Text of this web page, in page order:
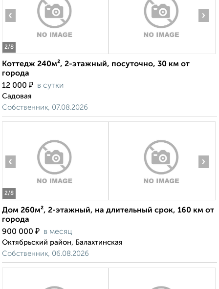
2/8
‹ ›
Коттедж 240м², 2-этажный, посуточно, 30 км от
города
12 000 ₽ в сутки
Садовая
Собственник, 07.08.2026
2/8
‹ ›
Дом 260м², 2-этажный, на длительный срок, 160 км от
города
900 000 ₽ в месяц
Октябрьский район, Балахтинская
Собственник, 06.08.2026